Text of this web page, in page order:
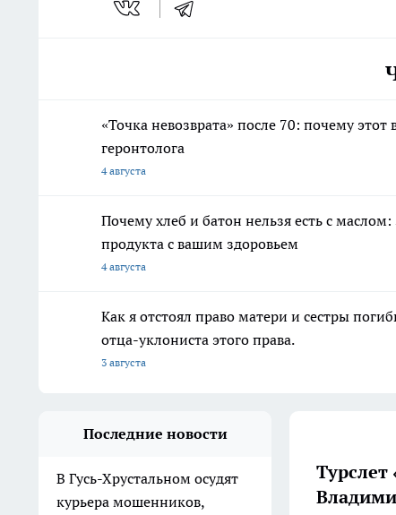
«Точка невозврата» после 70: почему
геронтолога
4 августа
Почему хлеб и батон нельзя есть с
продукта с вашим здоровьем
4 августа
Как я отстоял право матери и сестры
отца-уклониста этого права.
3 августа
Последние новости
В Гусь-Хрустальном осудят
курьера мошенников,
Турслет